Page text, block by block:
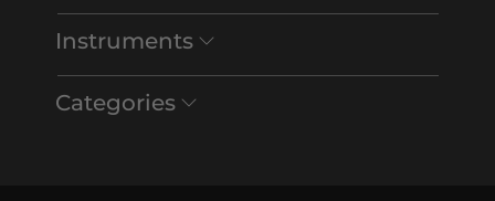
Instruments
Categories